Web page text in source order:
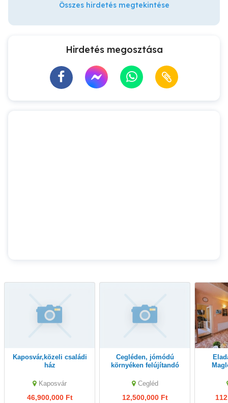
Összes hirdetés megtekintése
Hirdetés megosztása
Kaposvár,közeli családi
ház
Kaposvár
46,900,000 Ft
Cegléden, jómódú
környéken felújítandó
ELADÓ
Cegléd
12,500,000 Ft
Eladásra kínálom